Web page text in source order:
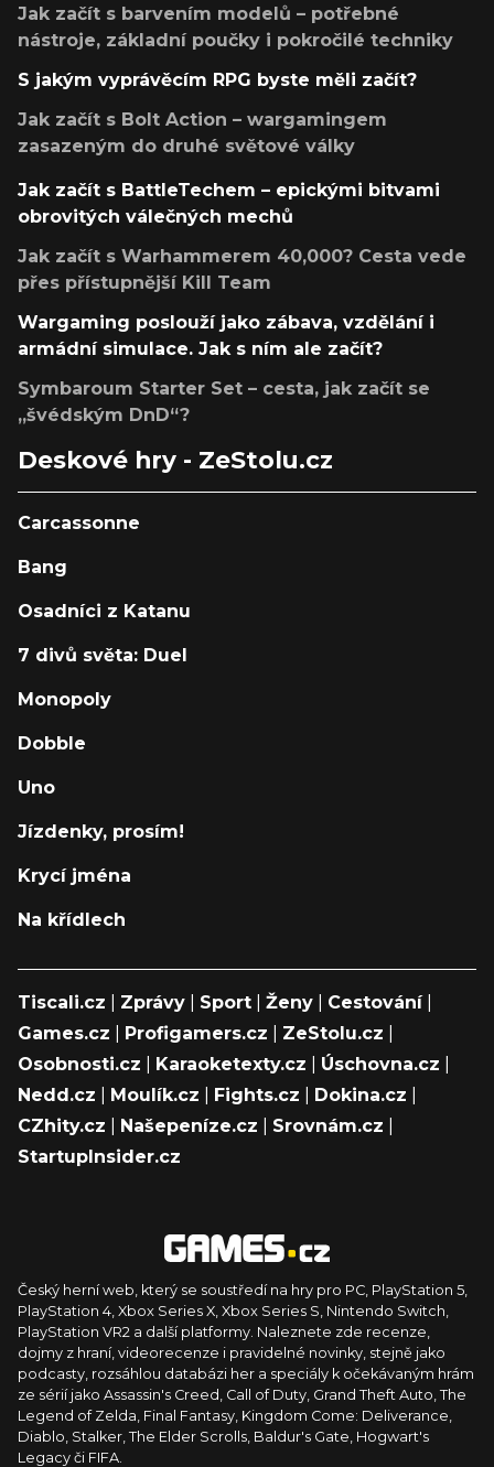
Jak začít s barvením modelů – potřebné
nástroje, základní poučky i pokročilé techniky
S jakým vyprávěcím RPG byste měli začít?
Jak začít s Bolt Action – wargamingem
zasazeným do druhé světové války
Jak začít s BattleTechem – epickými bitvami
obrovitých válečných mechů
Jak začít s Warhammerem 40,000? Cesta vede
přes přístupnější Kill Team
Wargaming poslouží jako zábava, vzdělání i
armádní simulace. Jak s ním ale začít?
Symbaroum Starter Set – cesta, jak začít se
„švédským DnD“?
Deskové hry - ZeStolu.cz
Carcassonne
Bang
Osadníci z Katanu
7 divů světa: Duel
Monopoly
Dobble
Uno
Jízdenky, prosím!
Krycí jména
Na křídlech
Tiscali.cz Zprávy Sport Ženy Cestování|
Games.cz
Profigamers.cz ZeStolu.cz
Osobnosti.cz
Karaoketexty.cz Úschovna.cz
Nedd.cz
Moulík.cz Fights.cz Dokina.cz
CZhity.cz
Našepeníze.cz Srovnám.cz
StartupInsider.cz
Český herní web, který se soustředí na hry pro PC, PlayStation 5,
PlayStation 4, Xbox Series X, Xbox Series S, Nintendo Switch,
PlayStation VR2 a další platformy. Naleznete zde recenze,
dojmy z hraní, videorecenze i pravidelné novinky, stejně jako
podcasty, rozsáhlou databázi her a speciály k očekávaným hrám
ze sérií jako Assassin's Creed, Call of Duty, Grand Theft Auto, The
Legend of Zelda, Final Fantasy, Kingdom Come: Deliverance,
Diablo, Stalker, The Elder Scrolls, Baldur's Gate, Hogwart's
Legacy či FIFA.